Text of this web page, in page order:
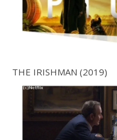
THE IRISHMAN (2019)